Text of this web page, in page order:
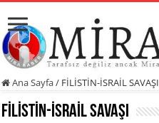
Ana Sayfa/ FİLİSTİN-İSRAİL SAVAŞI
FİLİSTİN-İSRAİL SAVAŞI